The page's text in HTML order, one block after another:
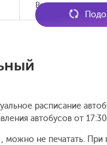
Время
расписание
автобусов от
, можно не печатать. При